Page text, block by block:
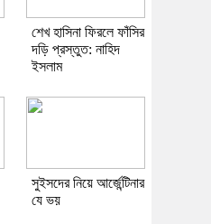
শেখ হাসিনা ফিরলে ফাঁসির
দড়ি প্রস্তুত: নাহিদ
ইসলাম
সুইসদের নিয়ে আর্জেন্টিনার
যে ভয়